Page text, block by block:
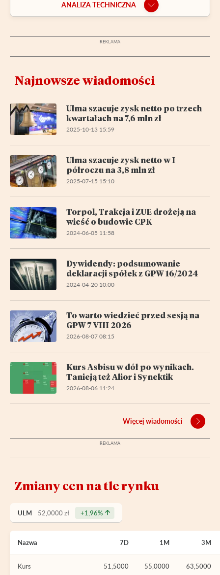
ANALIZA TECHNICZNA
Najnowsze wiadomości
Ulma szacuje zysk netto po trzech
kwartałach na 7,6 mln zł
2025-10-13 15:59
Ulma szacuje zysk netto w I
półroczu na 3,8 mln zł
2025-07-15 15:10
Torpol, Trakcja i ZUE drożeją na
wieść o budowie CPK
2024-06-05 11:58
Dywidendy: podsumowanie
deklaracji spółek z GPW 16/2024
2024-04-20 10:00
To warto wiedzieć przed sesją na
GPW 7 VIII 2026
2026-08-07 08:15
Kurs Asbisu w dół po wynikach.
Tanieją też Alior i Synektik
2026-08-06 11:24
Więcej wiadomości
Zmiany cen na tle rynku
ULM 52,0000 zł +1,96%
Nazwa 7D 1M 3M
Kurs 51,5000 55,0000 63,5000